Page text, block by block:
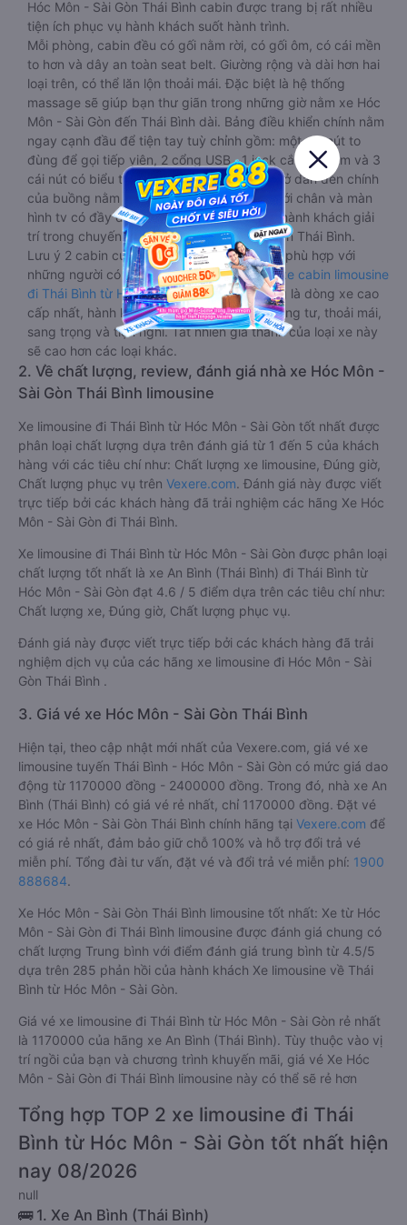
Hóc Môn - Sài Gòn Thái Bình cabin được trang bị rất nhiều
tiện ích phục vụ hành khách suốt hành trình.
Mỗi phòng, cabin đều có gối nằm rời, có gối ôm, có cái mền
to hơn và dây an toàn seat belt. Giường rộng và dài hơn hai
loại trên, có thể lăn lộn thoải mái. Đặc biệt là hệ thống
massage sẽ giúp bạn thư giãn trong những giờ nằm xe Hóc
Môn - Sài Gòn đến Thái Bình dài. Bảng điều khiển chính nằm
ngay cạnh đầu để tiện tay tuỳ chỉnh gồm: một cái nút to
đùng để gọi tiếp viên, 2 cổng USB , 1 jack cắm 3.5mm và 3
cái nút có biểu tượng nguồn dùng để tắt/mở dàn đèn chính
của buồng nằm chạy dọc trên đầu, đèn dưới chân và màn
hình tv có đầy đủ phim chuẩn HD phục vụ hành khách giải
trí trong chuyến đi từ Hóc Môn - Sài Gòn đến Thái Bình.
Lưu ý 2 cabin cuối thường thiết kế nhỏ hơn phù hợp với
những người có thân hình nhỏ nhắn. Dòngxe cabin limousine
đi Thái Bình từ Hóc Môn - Sài Gònnày đang là dòng xe cao
cấp nhất, hành khách thường chọn vì sự riêng tư, thoải mái,
sang trọng và tiện nghi. Tất nhiên giá thành của loại xe này
sẽ cao hơn các loại khác.
2. Về chất lượng, review, đánh giá nhà xe Hóc Môn -
Sài Gòn Thái Bình limousine
Xe limousine đi Thái Bình từ Hóc Môn - Sài Gòn tốt nhất được
phân loại chất lượng dựa trên đánh giá từ 1 đến 5 của khách
hàng với các tiêu chí như: Chất lượng xe limousine, Đúng giờ,
Chất lượng phục vụ trên Vexere.com. Đánh giá này được viết
trực tiếp bởi các khách hàng đã trải nghiệm các hãng Xe Hóc
Môn - Sài Gòn đi Thái Bình.
Xe limousine đi Thái Bình từ Hóc Môn - Sài Gòn được phân loại
chất lượng tốt nhất là xe An Bình (Thái Bình) đi Thái Bình từ
Hóc Môn - Sài Gòn đạt 4.6 / 5 điểm dựa trên các tiêu chí như:
Chất lượng xe, Đúng giờ, Chất lượng phục vụ.
Đánh giá này được viết trực tiếp bởi các khách hàng đã trải
nghiệm dịch vụ của các hãng xe limousine đi Hóc Môn - Sài
Gòn Thái Bình .
3. Giá vé xe Hóc Môn - Sài Gòn Thái Bình
Hiện tại, theo cập nhật mới nhất của Vexere.com, giá vé xe
limousine tuyến Thái Bình - Hóc Môn - Sài Gòn có mức giá dao
động từ 1170000 đồng - 2400000 đồng. Trong đó, nhà xe An
Bình (Thái Bình) có giá vé rẻ nhất, chỉ 1170000 đồng. Đặt vé
xe Hóc Môn - Sài Gòn Thái Bình chính hãng tại Vexere.com để
có giá rẻ nhất, đảm bảo giữ chỗ 100% và hỗ trợ đổi trả vé
miễn phí. Tổng đài tư vấn, đặt vé và đổi trả vé miễn phí: 1900
888684.
Xe Hóc Môn - Sài Gòn Thái Bình limousine tốt nhất: Xe từ Hóc
Môn - Sài Gòn đi Thái Bình limousine được đánh giá chung có
chất lượng Trung bình với điểm đánh giá trung bình từ 4.5/5
dựa trên 285 phản hồi của hành khách Xe limousine về Thái
Bình từ Hóc Môn - Sài Gòn.
Giá vé xe limousine đi Thái Bình từ Hóc Môn - Sài Gòn rẻ nhất
là 1170000 của hãng xe An Bình (Thái Bình). Tùy thuộc vào vị
trí ngồi của bạn và chương trình khuyến mãi, giá vé Xe Hóc
Môn - Sài Gòn đi Thái Bình limousine này có thể sẽ rẻ hơn
Tổng hợp TOP 2 xe limousine đi Thái
Bình từ Hóc Môn - Sài Gòn tốt nhất hiện
nay 08/2026
null
🚌 1. Xe An Bình (Thái Bình)